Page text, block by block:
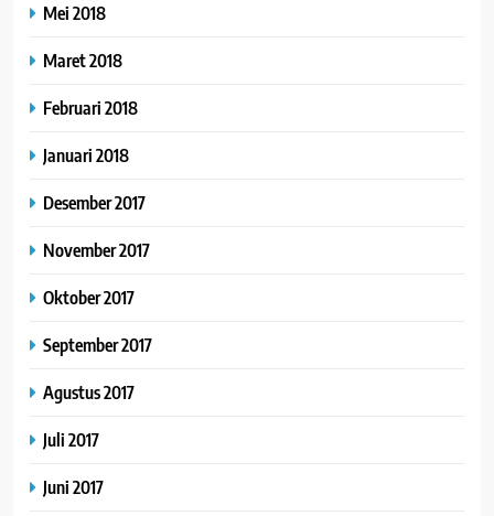
Mei 2018
Maret 2018
Februari 2018
Januari 2018
Desember 2017
November 2017
Oktober 2017
September 2017
Agustus 2017
Juli 2017
Juni 2017